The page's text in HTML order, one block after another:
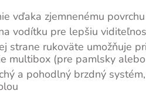
vďaka zjemnenému
vodítku pre lepšiu
strane rukoväte umožňuje
multibox (pre pamlsky
a pohodlný brzdný